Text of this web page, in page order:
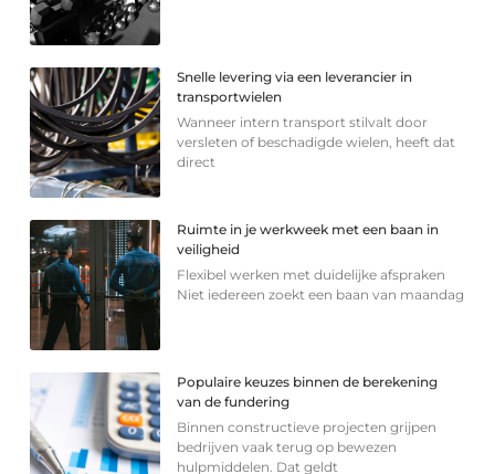
Snelle levering via een leverancier in
transportwielen
Wanneer intern transport stilvalt door
versleten of beschadigde wielen, heeft dat
direct
Ruimte in je werkweek met een baan in
veiligheid
Flexibel werken met duidelijke afspraken
Niet iedereen zoekt een baan van maandag
Populaire keuzes binnen de berekening
van de fundering
Binnen constructieve projecten grijpen
bedrijven vaak terug op bewezen
hulpmiddelen. Dat geldt